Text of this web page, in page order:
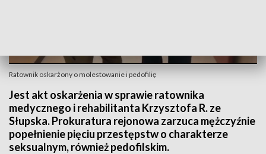
Ratownik oskarżony o molestowanie i pedofilię
Jest akt oskarżenia w sprawie ratownika
medycznego i rehabilitanta Krzysztofa R. ze
Słupska. Prokuratura rejonowa zarzuca mężczyźnie
popełnienie pięciu przestępstw o charakterze
seksualnym, również pedofilskim.